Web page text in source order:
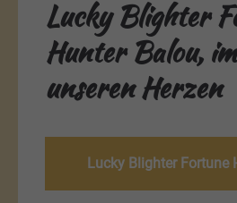
Lucky Blighter
Hunter Balou,
unseren Herzen
Lucky Blighter Fortune